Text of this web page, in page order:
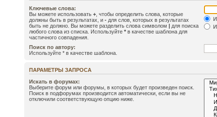
Ключевые слова:
Вы можете использовать + , чтобы определить слова, которые
должны быть в результатах, и - для слов, которых в результатах
быть не должно. Вы можете разделить слова символом | для поиска
любого слова из списка. Используйте * в качестве шаблона для
частичного совпадения.
Поиск по автору:
Используйте * в качестве шаблона.
ПАРАМЕТРЫ ЗАПРОСА
Искать в форумах:
Выберите форум или форумы, в которых будет произведен поиск.
Поиск в подфорумах производится автоматически, если вы не
отключили соответствующую опцию ниже.